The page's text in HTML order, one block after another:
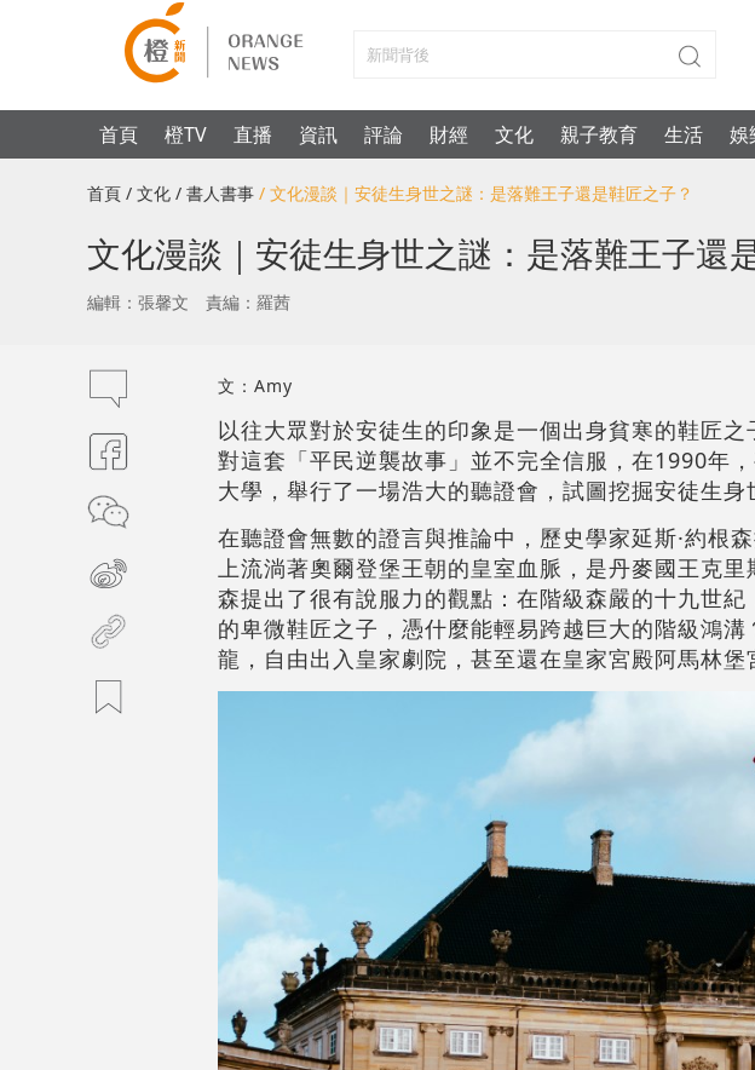
首頁 橙TV 直播 資訊 評論 財經 文化 親子教育 生活 娛
首頁 / 文化 / 書人書事 / 文化漫談｜安徒生身世之謎：是落難王子還是鞋匠之子？
文化漫談｜安徒生身世之謎：是落難王子還
編輯：張馨文 責編：羅茜
文：Amy
以往大眾對於安徒生的印象是一個出身貧寒的鞋匠
對這套「平民逆襲故事」並不完全信服，在1990年
大學，舉行了一場浩大的聽證會，試圖挖掘安徒生身
在聽證會無數的證言與推論中，歷史學家延斯·約根
上流淌著奧爾登堡王朝的皇室血脈，是丹麥國王克
森提出了很有說服力的觀點： 在階級森嚴的十九世
的卑微鞋匠之子，憑什麼能輕易跨越巨大的階級鴻
龍，自由出入皇家劇院，甚至還在皇家宮殿阿馬林堡